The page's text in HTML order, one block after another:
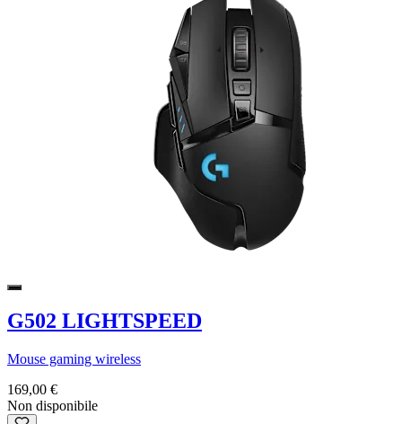
G502 LIGHTSPEED
Mouse gaming wireless
169,00 €
Non disponibile